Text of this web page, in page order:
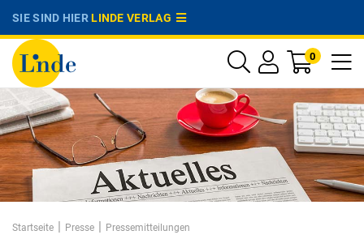
SIE SIND HIERLINDE VERLAG
0
Startseite | Presse | Pressemitteilungen